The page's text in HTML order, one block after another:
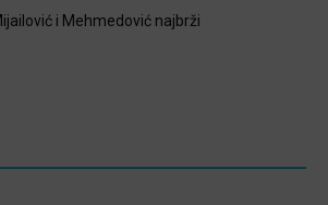
i Mehmedović najbrži